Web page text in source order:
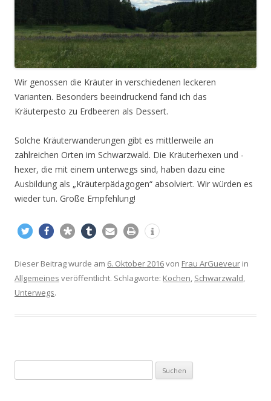
Wir genossen die Kräuter in verschiedenen leckeren
Varianten. Besonders beeindruckend fand ich das
Kräuterpesto zu Erdbeeren als Dessert.
Solche Kräuterwanderungen gibt es mittlerweile an
zahlreichen Orten im Schwarzwald. Die Kräuterhexen und -
hexer, die mit einem unterwegs sind, haben dazu eine
Ausbildung als „Kräuterpädagogen“ absolviert. Wir würden es
wieder tun. Große Empfehlung!
Dieser Beitrag wurde am 6. Oktober 2016von Frau ArGueveur in
Allgemeines veröffentlicht. Schlagworte: Kochen, Schwarzwald,
Unterwegs.
u